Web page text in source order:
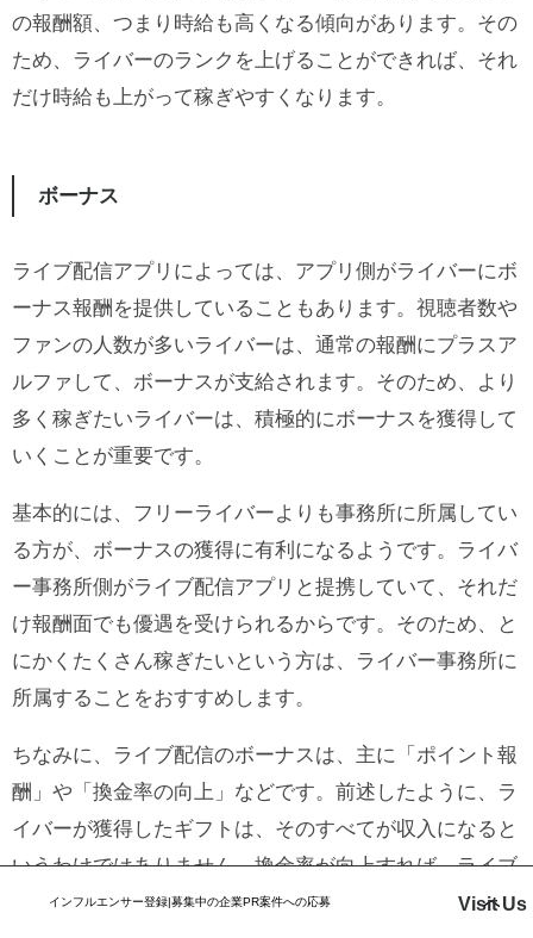
インフルエンサー登録|募集中の企業PR案件への応募 Visit Us
の報酬額、つまり時給も高くなる傾向があります。その
ため、ライバーのランクを上げることができれば、それ
だけ時給も上がって稼ぎやすくなります。
ボーナス
ライブ配信アプリによっては、アプリ側がライバーにボ
ーナス報酬を提供していることもあります。視聴者数や
ファンの人数が多いライバーは、通常の報酬にプラスア
ルファして、ボーナスが支給されます。そのため、より
多く稼ぎたいライバーは、積極的にボーナスを獲得して
いくことが重要です。
基本的には、フリーライバーよりも事務所に所属してい
る方が、ボーナスの獲得に有利になるようです。ライバ
ー事務所側がライブ配信アプリと提携していて、それだ
け報酬面でも優遇を受けられるからです。そのため、と
にかくたくさん稼ぎたいという方は、ライバー事務所に
所属することをおすすめします。
ちなみに、ライブ配信のボーナスは、主に「ポイント報
酬」や「換金率の向上」などです。前述したように、ラ
イバーが獲得したギフトは、そのすべてが収入になると
いうわけではありません。換金率が向上すれば、ライブ
配信アプリ側に徴収される分が減って、同じギフトでも